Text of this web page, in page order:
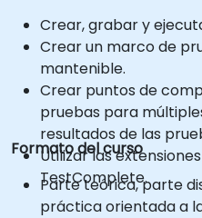
Crear, grabar y
Crear un marco de
mantenible.
Crear puntos de
pruebas para
resultados de las
Utilizar las
TestComplete.
Formato del curso
Parte teórica, parte
práctica orientada a